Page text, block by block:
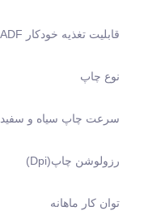
قابلیت تغذیه خودکار ADF
نوع چاپ
سرعت چاپ سیاه و سفید
رزولوشن چاپ(dpi)
توان کار ماهانه